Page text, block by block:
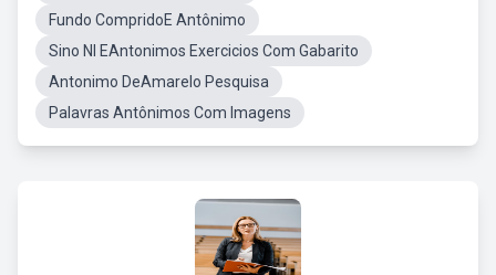
Fundo CompridoE Antônimo
Sino NI EAntonimos Exercicios Com Gabarito
Antonimo DeAmarelo Pesquisa
Palavras Antônimos Com Imagens